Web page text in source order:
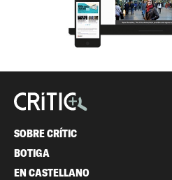
SOBRE CRÍTIC
BOTIGA
EN CASTELLANO